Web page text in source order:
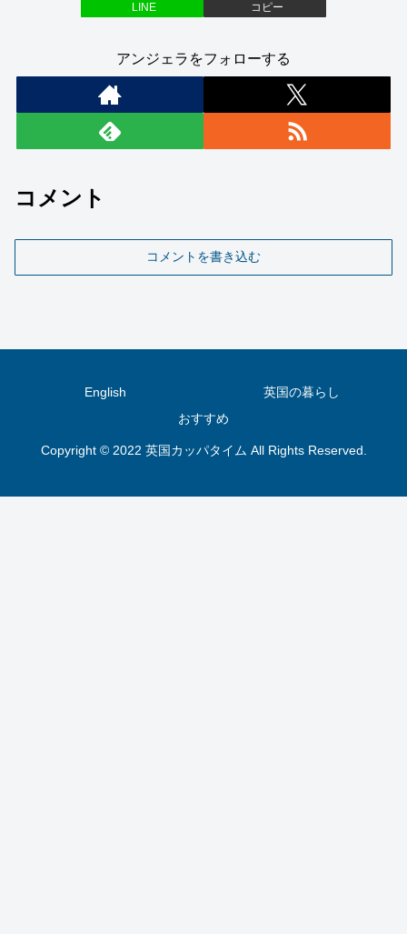
LINE コピー
アンジェラをフォローする
コメント
コメントを書き込む
English
英国の暮らし
おすすめ
Copyright © 2022 英国カッパタイム All Rights Reserved.